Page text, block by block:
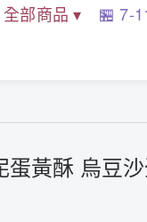
全部商品 ▾ 🏪 7-
蛋黃酥 烏豆